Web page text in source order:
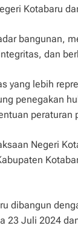
Kotabaru
bangunan,
dan
yang lebih
penegakan
peraturan
Negeri
dibangun
23 Juli 2024